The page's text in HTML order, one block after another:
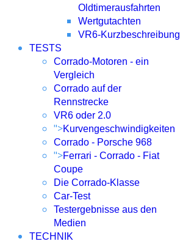
Oldtimerausfahrten
Wertgutachten
VR6-Kurzbeschreibung
TESTS
Corrado-Motoren - ein
Vergleich
Corrado auf der
Rennstrecke
VR6 oder 2.0
">Kurvengeschwindigkeiten
Corrado - Porsche 968
">Ferrari - Corrado - Fiat
Coupe
Die Corrado-Klasse
Car-Test
Testergebnisse aus den
Medien
TECHNIK